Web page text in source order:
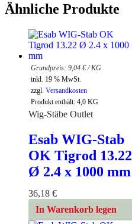
Ähnliche Produkte
9,04 €/ KG
inkl. 19 % MwSt.
zzgl. Versandkosten
Produkt enthält: 4,0 KG
Wig-Stäbe Outlet
Esab WIG-Stab
OK Tigrod 13.22
Ø 2.4 x 1000 mm
36,18 €
In Warenkorb legen